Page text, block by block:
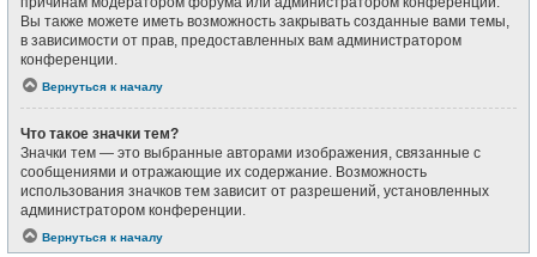
Вы также можете иметь возможность закрывать созданные вами темы,
в зависимости от прав, предоставленных вам администратором
конференции.
Вернуться к началу
Что такое значки тем?
Значки тем — это выбранные авторами изображения, связанные с
сообщениями и отражающие их содержание. Возможность
использования значков тем зависит от разрешений, установленных
администратором конференции.
Вернуться к началу